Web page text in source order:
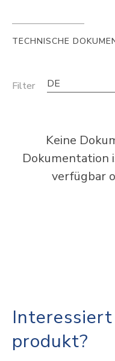
TECHNISCHE
Filter DE
Keine
Dokumentation
verfügbar
produkt?